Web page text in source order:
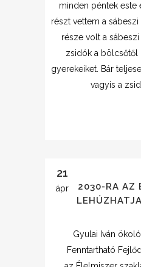
minden péntek este
részt vettem a
része volt a sábeszi
zsidók a bölcsőtől
gyerekeiket. Bár
vagyis a
21
ápr
2030-RA AZ
Gyulai Iván
Fenntartható